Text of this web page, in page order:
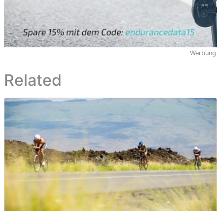
Werbung
Related